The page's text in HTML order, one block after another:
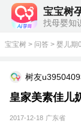
宝宝树
找母婴知
宝宝树 > 问答 > 婴儿期
树友
皇家美素佳儿
2017-12-18 广东省